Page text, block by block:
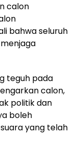
calon
bahwa seluruh
teguh pada
calon,
politik dan
boleh
yang telah